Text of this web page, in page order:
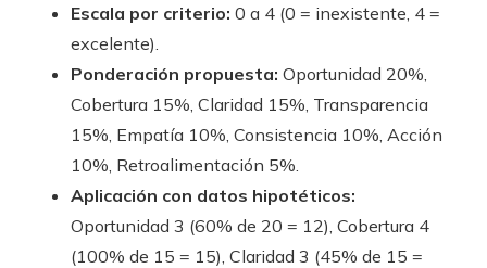
Escala por criterio: 0 a 4 (0 = inexistente, 4 =
excelente).
Ponderación propuesta: Oportunidad 20%,
Cobertura 15%, Claridad 15%, Transparencia
15%, Empatía 10%, Consistencia 10%, Acción
10%, Retroalimentación 5%.
Aplicación con datos hipotéticos:
Oportunidad 3 (60% de 20 = 12), Cobertura 4
(100% de 15 = 15), Claridad 3 (45% de 15 =